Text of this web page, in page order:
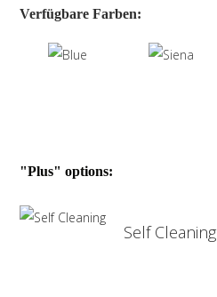
Verfügbare Farben:
"Plus" options:
Self Cleaning